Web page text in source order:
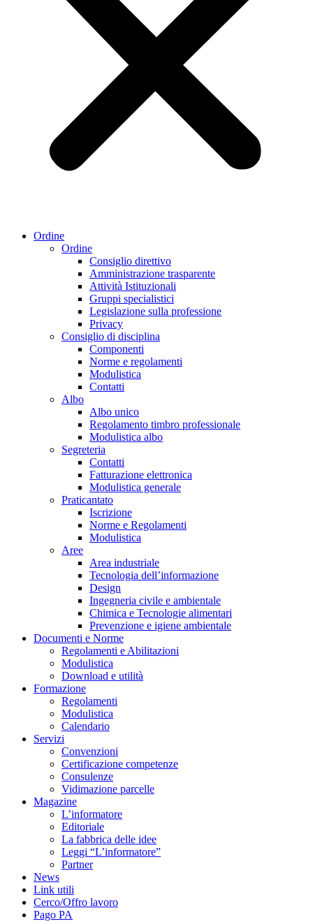
Ordine
Ordine
Consiglio direttivo
Amministrazione trasparente
Attività Istituzionali
Gruppi specialistici
Legislazione sulla professione
Privacy
Consiglio di disciplina
Componenti
Norme e regolamenti
Modulistica
Contatti
Albo
Albo unico
Regolamento timbro professionale
Modulistica albo
Segreteria
Contatti
Fatturazione elettronica
Modulistica generale
Praticantato
Iscrizione
Norme e Regolamenti
Modulistica
Aree
Area industriale
Tecnologia dell’informazione
Design
Ingegneria civile e ambientale
Chimica e Tecnologie alimentari
Prevenzione e igiene ambientale
Documenti e Norme
Regolamenti e Abilitazioni
Modulistica
Download e utilità
Formazione
Regolamenti
Modulistica
Calendario
Servizi
Convenzioni
Certificazione competenze
Consulenze
Vidimazione parcelle
Magazine
L’informatore
Editoriale
La fabbrica delle idee
Leggi “L’informatore”
Partner
News
Link utili
Cerco/Offro lavoro
Pago PA